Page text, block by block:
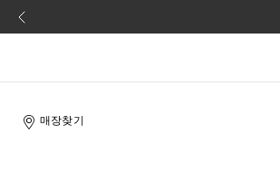
매장찾기